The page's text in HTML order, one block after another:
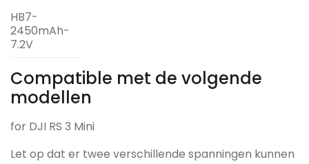
HB7-
2450mAh-
7.2V
Compatible met de volgende
modellen
for DJI RS 3 Mini
Let op dat er twee verschillende spanningen kunnen